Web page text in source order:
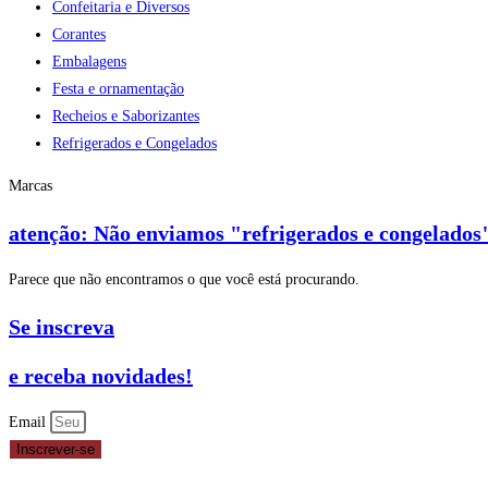
Confeitaria e Diversos
Corantes
Embalagens
Festa e ornamentação
Recheios e Saborizantes
Refrigerados e Congelados
Marcas
atenção: Não enviamos "refrigerados e
Parece que não encontramos o que você está procurando.
Se inscreva
e receba novidades!
Email
Inscrever-se